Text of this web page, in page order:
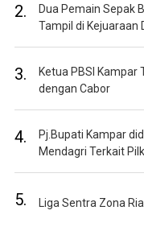
2.
Dua Pemain Sepak
Tampil di Kejuaraan
3.
Ketua PBSI Kampar
dengan Cabor
4.
Pj.Bupati Kampar
Mendagri Terkait
5. Liga Sentra Zona